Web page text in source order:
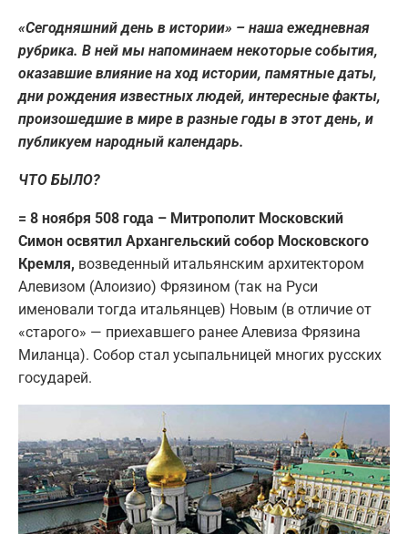
«Сегодняшний день в истории» – наша ежедневная
рубрика. В ней мы напоминаем некоторые события,
оказавшие влияние на ход истории, памятные даты,
дни рождения известных людей, интересные факты,
произошедшие в мире в разные годы в этот день, и
публикуем народный календарь.
ЧТО БЫЛО?
= 8 ноября 508 года – Митрополит Московский
Симон освятил Архангельский собор Московского
Кремля, возведенный итальянским архитектором
Алевизом (Алоизио) Фрязином (так на Руси
именовали тогда итальянцев) Новым (в отличие от
«старого» — приехавшего ранее Алевиза Фрязина
Миланца). Собор стал усыпальницей многих русских
государей.